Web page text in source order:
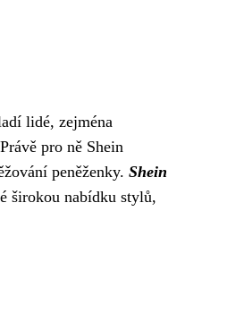
lidé, zejména
pro ně Shein
peněženky. Shein
širokou nabídku stylů,